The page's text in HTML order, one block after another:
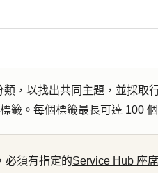
，以找出共同主題，並採取
籤。每個標籤最長可達 100 個
必須有指定的Service Hub 座席